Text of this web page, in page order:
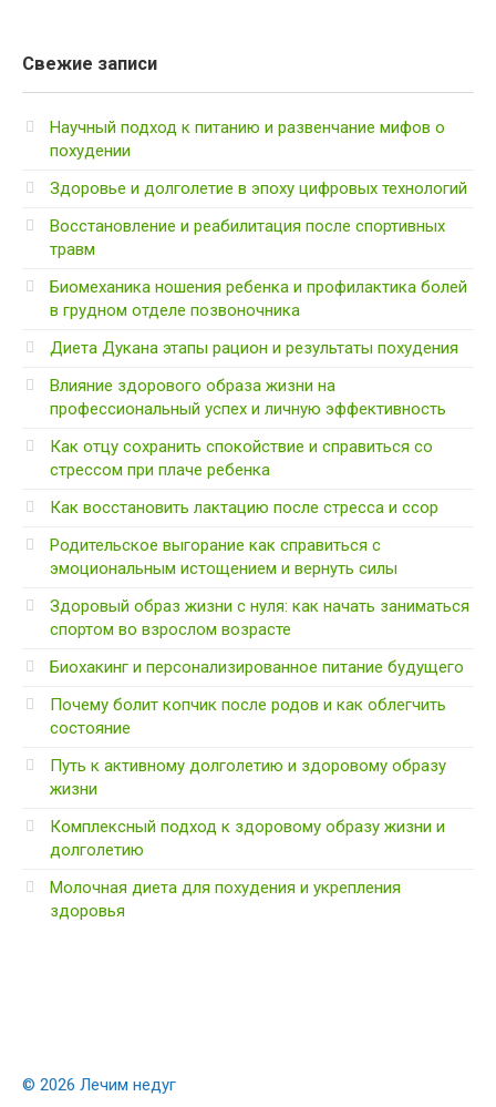
Свежие записи
Научный подход к питанию и развенчание мифов о
похудении
Здоровье и долголетие в эпоху цифровых технологий
Восстановление и реабилитация после спортивных
травм
Биомеханика ношения ребенка и профилактика болей
в грудном отделе позвоночника
Диета Дукана этапы рацион и результаты похудения
Влияние здорового образа жизни на
профессиональный успех и личную эффективность
Как отцу сохранить спокойствие и справиться со
стрессом при плаче ребенка
Как восстановить лактацию после стресса и ссор
Родительское выгорание как справиться с
эмоциональным истощением и вернуть силы
Здоровый образ жизни с нуля: как начать заниматься
спортом во взрослом возрасте
Биохакинг и персонализированное питание будущего
Почему болит копчик после родов и как облегчить
состояние
Путь к активному долголетию и здоровому образу
жизни
Комплексный подход к здоровому образу жизни и
долголетию
Молочная диета для похудения и укрепления
здоровья
© 2026 Лечим недуг